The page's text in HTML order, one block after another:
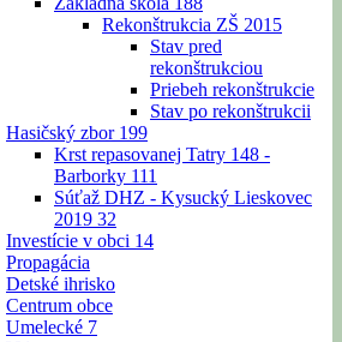
Rekonštrukcia ZŠ 2015
Stav pred
rekonštrukciou
Priebeh rekonštrukcie
Stav po rekonštrukcii
Hasičský zbor 199
Krst repasovanej Tatry 148 -
Barborky 111
Súťaž DHZ - Kysucký Lieskovec
2019 32
Investície v obci 14
Propagácia
Detské ihrisko
Centrum obce
Umelecké 7